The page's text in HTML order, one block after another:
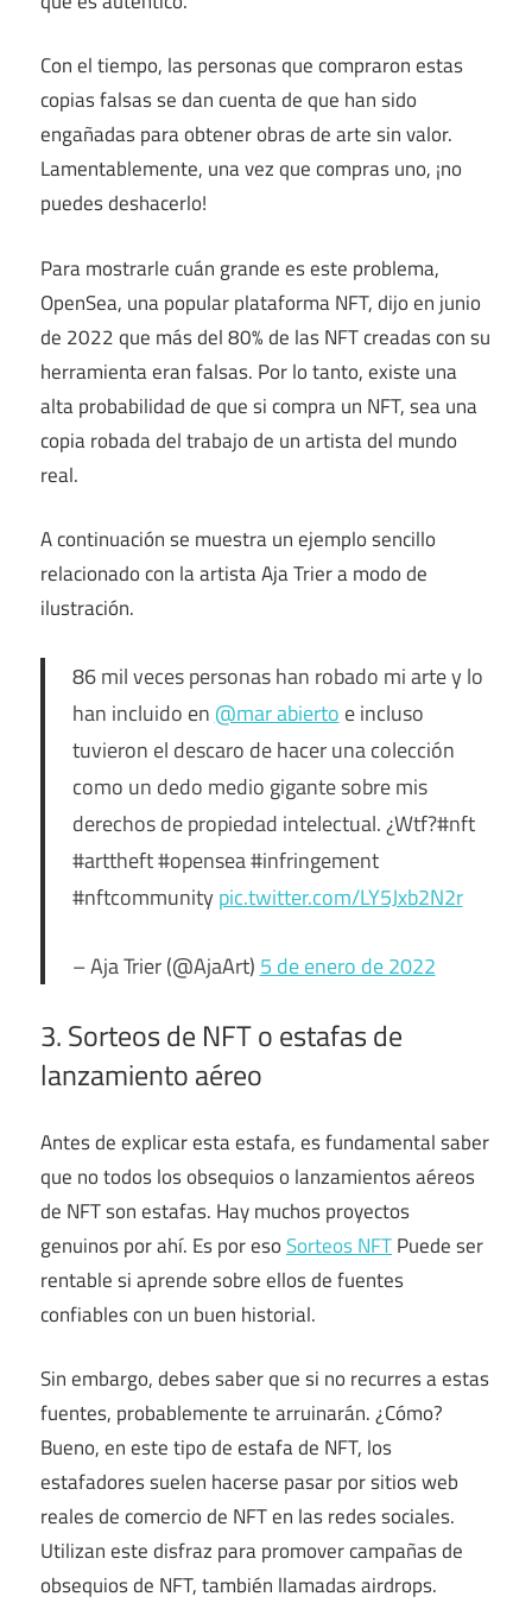
Con el tiempo, las personas que compraron estas
copias falsas se dan cuenta de que han sido
engañadas para obtener obras de arte sin valor.
Lamentablemente, una vez que compras uno, ¡no
puedes deshacerlo!
Para mostrarle cuán grande es este problema,
OpenSea, una popular plataforma NFT, dijo en junio
de 2022 que más del 80% de las NFT creadas con su
herramienta eran falsas. Por lo tanto, existe una
alta probabilidad de que si compra un NFT, sea una
copia robada del trabajo de un artista del mundo
real.
A continuación se muestra un ejemplo sencillo
relacionado con la artista Aja Trier a modo de
ilustración.
86 mil veces personas han robado mi arte y lo
han incluido en @mar abierto e incluso
tuvieron el descaro de hacer una colección
como un dedo medio gigante sobre mis
derechos de propiedad intelectual. ¿Wtf?#nft
#arttheft #opensea #infringement
#nftcommunity pic.twitter.com/LY5Jxb2N2r
– Aja Trier (@AjaArt) 5 de enero de 2022
3. Sorteos de NFT o estafas de
lanzamiento aéreo
Antes de explicar esta estafa, es fundamental saber
que no todos los obsequios o lanzamientos aéreos
de NFT son estafas. Hay muchos proyectos
genuinos por ahí. Es por esoSorteos NFTPuede ser
rentable si aprende sobre ellos de fuentes
confiables con un buen historial.
Sin embargo, debes saber que si no recurres a estas
fuentes, probablemente te arruinarán. ¿Cómo?
Bueno, en este tipo de estafa de NFT, los
estafadores suelen hacerse pasar por sitios web
reales de comercio de NFT en las redes sociales.
Utilizan este disfraz para promover campañas de
obsequios de NFT, también llamadas airdrops.